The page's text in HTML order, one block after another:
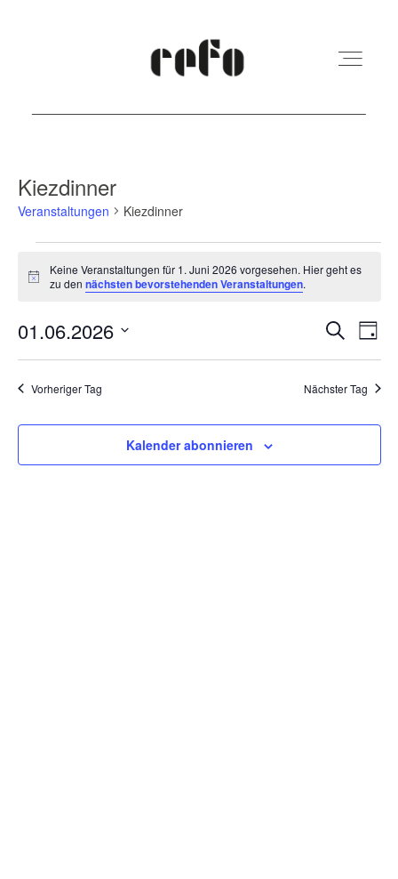
Kita
Kiezdinner
Veranstaltungen Kiezdinner
für
Juni
Hinweis
Keine Veranstaltungen für 1. Juni 2026 vorgesehen. Hier geht es
zu den nächsten bevorstehenden Veranstaltungen.
Suche
und
SucheTag
01.06.2026
Datum
wählen.
Vorheriger Tag Nächster Tag
Kalender abonnieren